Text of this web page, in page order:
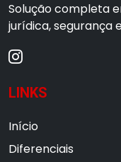
Solução completa
jurídica, segurança
LINKS
Início
Diferenciais